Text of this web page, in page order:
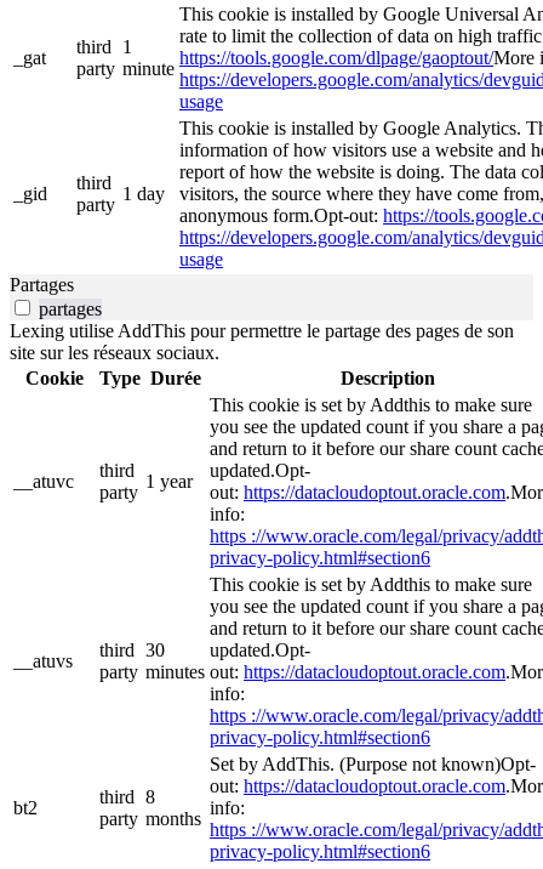
_gat
third
party
1
minute
This cookie is installed by Google Universal
rate to limit the collection of data on high
https://tools.google.com/dlpage/gaoptout/More
https://developers.google.com/analytics/
usage
_gid
third
party
1 day
This cookie is installed by Google Analytics.
information of how visitors use a website and
report of how the website is doing. The data
visitors, the source where they have come
anonymous form.Opt-out: https://
https://developers.google.com/analytics/
usage
Partages
partages
Lexing utilise AddThis pour permettre le partage des pages de son
site sur les réseaux sociaux.
Cookie
Type Durée Description
__atuvc
third
party
1 year
This cookie is set by Addthis to make sure
you see the updated count if you share a
and return to it before our share count
updated.Opt-
out: https://datacloudoptout.oracle.com
info:
https ://www.oracle.com/legal/privacy/
privacy-policy.html#section6
__atuvs
third
party
30
minutes
This cookie is set by Addthis to make sure
you see the updated count if you share a
and return to it before our share count
updated.Opt-
out: https://datacloudoptout.oracle.com
info:
https ://www.oracle.com/legal/privacy/
privacy-policy.html#section6
bt2
third
party
8
months
Set by AddThis. (Purpose not known)Opt-
out: https://datacloudoptout.oracle.com
info:
https ://www.oracle.com/legal/privacy/
privacy-policy.html#section6